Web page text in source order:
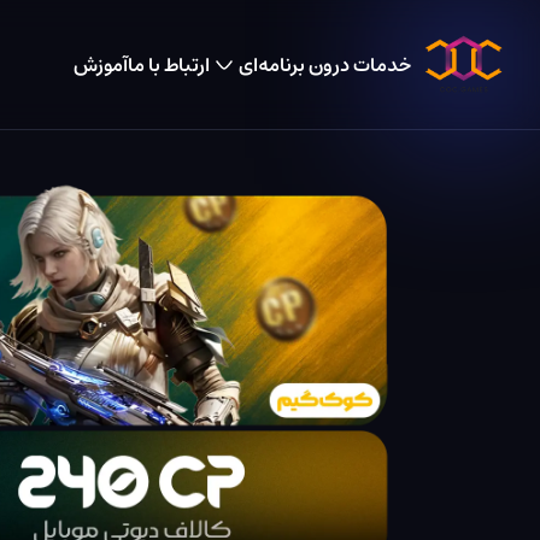
خدمات درون برنامه‌ای ارتباط با ماآموزش